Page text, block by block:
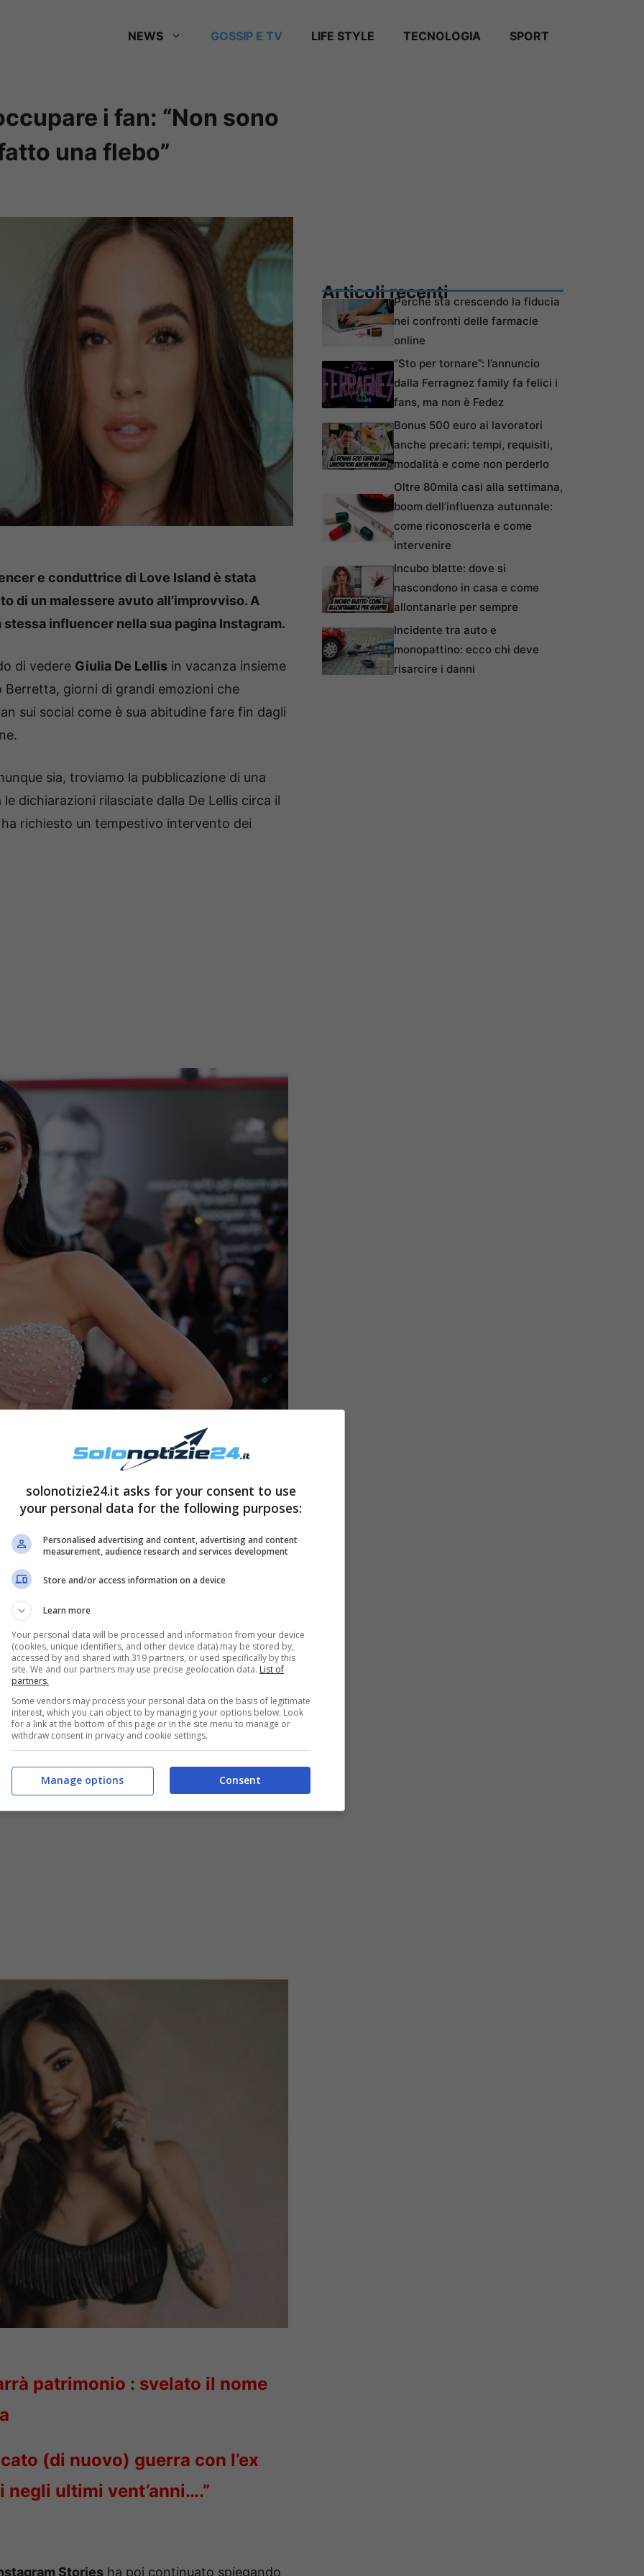
NEWS GOSSIP E TV LIFE STYLE TECNOLOGIA SPORT
i fan: “Non sono
una flebo”
e conduttrice di Love Island è stata
di un malessere avuto all’improvviso. A
influencer nella sua pagina Instagram.
di vedere Giulia De Lellis in vacanza insieme
giorni di grandi emozioni che
sui social come è sua abitudine fare fin dagli
sia, troviamo la pubblicazione di una
dichiarazioni rilasciate dalla De Lellis circa il
richiesto un tempestivo intervento dei
Giulia De Lellis?
di discussione la
Lellis è stata sommersa di critiche da alcuni
fatto dall’influencer circa la
tesi secondo cui avesse mentito su tutto.
Giulia De Lellisattraverso la pubblicazione di
anti-covid ha dichiarato: “Il vaccino
con l’ansia, preoccupatissima, che suda …
spero funzioni.Non era una mia necessità
di un’amica (foto imbarazzante).
patrimonio : svelato il nome
(di nuovo) guerra con l’ex
negli ultimi vent’anni….”
Stories ha poi continuato spiegando
Articoli recentiPerché sta crescendo la fiducia
nei confronti delle farmacie
online
“Sto per tornare”: l’annuncio
dalla Ferragnez family fa felici i
fans, ma non è Fedez
Bonus 500 euro ai lavoratori
anche precari: tempi, requisiti,
modalità e come non perderlo
Oltre 80mila casi alla settimana,
boom dell’influenza autunnale:
come riconoscerla e come
intervenire
Incubo blatte: dove si
nascondono in casa e come
allontanarle per sempre
Incidente tra auto e
monopattino: ecco chi deve
risarcire i danni
solonotizie24.it asks for your consent to use
your personal data for the following purposes:
Personalised advertising and content, advertising and content
measurement, audience research and services development
Store and/or access information on a device
Learn more
Your personal data will be processed and information from your device
(cookies, unique identifiers, and other device data) may be stored by,
accessed by and shared with 319 partners, or used specifically by this
site. We and our partners may use precise geolocation data. List of
partners.
Some vendors may process your personal data on the basis of legitimate
interest, which you can object to by managing your options below. Look
for a link at the bottom of this page or in the site menu to manage or
withdraw consent in privacy and cookie settings.
Consent
Manage options